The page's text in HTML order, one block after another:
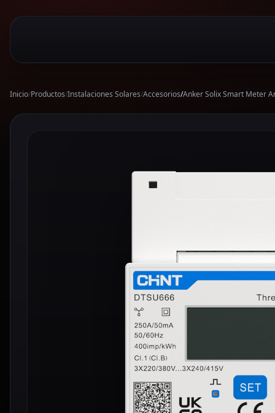
Inicio/Productos/Instalaciones Solares/Accesorios/Anker Solix Smart Meter